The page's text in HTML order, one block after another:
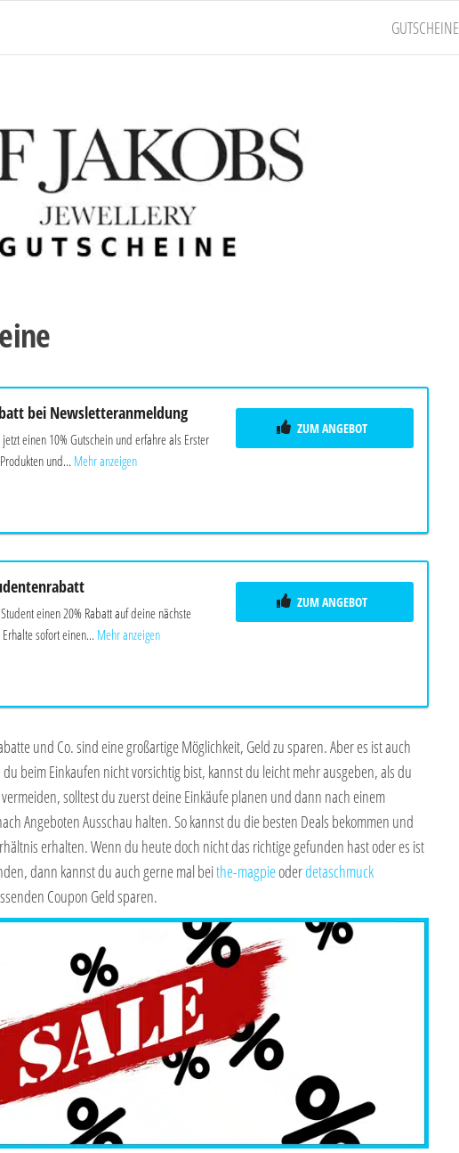
GUTSCHEINE
bei Newsletteranmeldung
einen 10% Gutschein und erfahre als Erster
und... Mehr anzeigen
ZUM ANGEBOT
einen 20% Rabatt auf deine nächste
sofort einen... Mehr anzeigen
ZUM ANGEBOT
und Co. sind eine großartige Möglichkeit, Geld zu sparen. Aber es ist auch
beim Einkaufen nicht vorsichtig bist, kannst du leicht mehr ausgeben, als du
solltest du zuerst deine Einkäufe planen und dann nach einem
Angeboten Ausschau halten. So kannst du die besten Deals bekommen und
erhalten. Wenn du heute doch nicht das richtige gefunden hast oder es ist
dann kannst du auch gerne mal beithe-magpieoderdetaschmuck
Coupon Geld sparen.